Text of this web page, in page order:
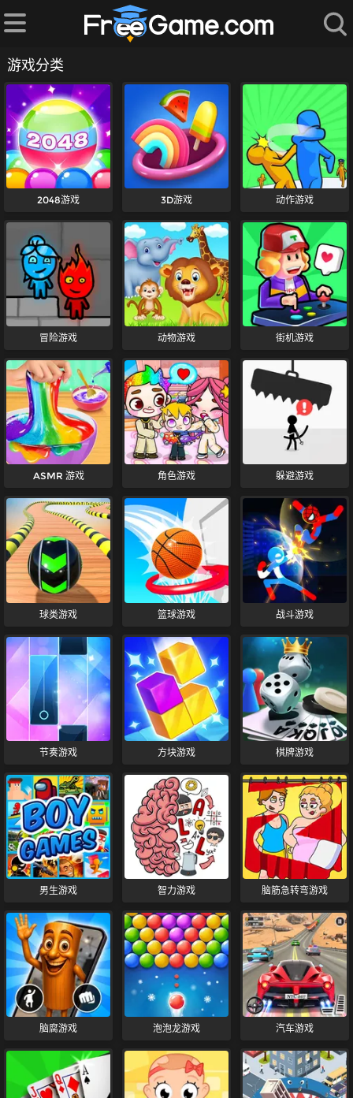
游戏分类
2048游戏 3D游戏 动作游戏
冒险游戏 动物游戏 街机游戏
ASMR 游戏 角色游戏 躲避游戏
球类游戏 篮球游戏 战斗游戏
节奏游戏 方块游戏 棋牌游戏
男生游戏 智力游戏 脑筋急转弯游戏
脑腐游戏 泡泡龙游戏 汽车游戏